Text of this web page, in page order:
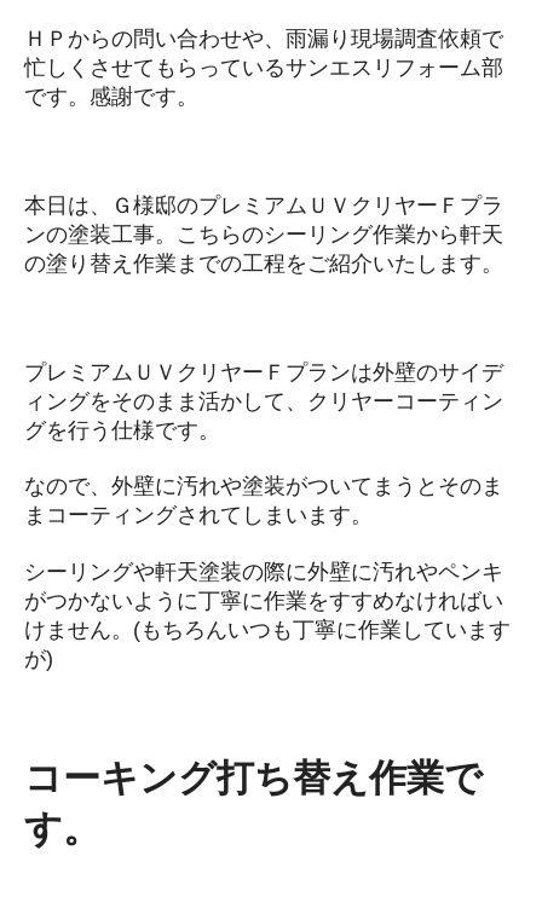
ＨＰからの問い合わせや、雨漏り現場調査依頼で
忙しくさせてもらっているサンエスリフォーム部
です。感謝です。
本日は、Ｇ様邸のプレミアムＵＶクリヤーＦプラ
ンの塗装工事。こちらのシーリング作業から軒天
の塗り替え作業までの工程をご紹介いたします。
プレミアムＵＶクリヤーＦプランは外壁のサイデ
ィングをそのまま活かして、クリヤーコーティン
グを行う仕様です。
なので、外壁に汚れや塗装がついてまうとそのま
まコーティングされてしまいます。
シーリングや軒天塗装の際に外壁に汚れやペンキ
がつかないように丁寧に作業をすすめなければい
けません。(もちろんいつも丁寧に作業しています
が)
コーキング打ち替え作業で
す。